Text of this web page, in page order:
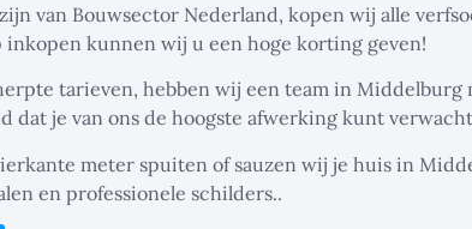
van Bouwsector Nederland, kopen wij alle
inkopen kunnen wij u een hoge korting geven!
tarieven, hebben wij een team in Middelburg
dat je van ons de hoogste afwerking kunt
meter spuiten of sauzen wij je huis in
en professionele schilders..